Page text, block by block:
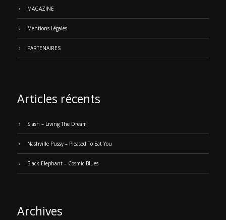
MAGAZINE
Mentions Légales
PARTENAIRES
Articles récents
Slash – Living The Dream
Nashville Pussy – Pleased To Eat You
Black Elephant – Cosmic Blues
Archives